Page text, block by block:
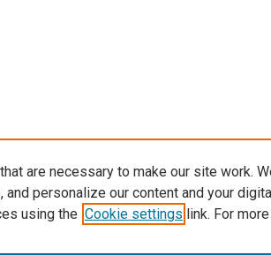
are necessary to make our site work.
and personalize our content and your
using the Cookie settings link. For